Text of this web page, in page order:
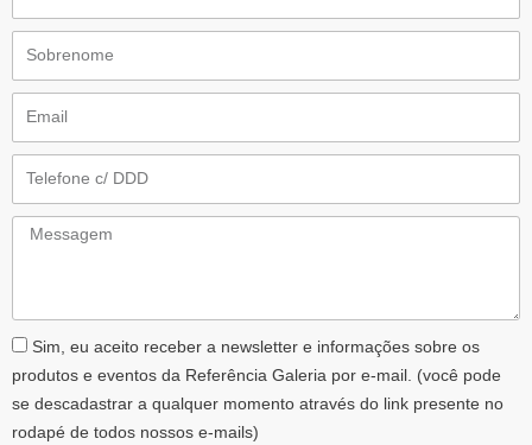
Sobrenome
Email
Telefone
Messagem
AceiteLGPD
Sim, eu aceito receber a newsletter e informações sobre os
produtos e eventos da Referência Galeria por e-mail. (você pode
se descadastrar a qualquer momento através do link presente no
rodapé de todos nossos e-mails)